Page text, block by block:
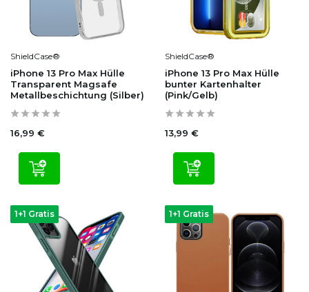
ShieldCase®
iPhone 13 Pro Max Hülle
Transparent Magsafe
Metallbeschichtung (Silber)
16,99 €
ShieldCase®
iPhone 13 Pro Max Hülle
bunter Kartenhalter
(Pink/Gelb)
13,99 €
1+1 Gratis 1+1 Gratis